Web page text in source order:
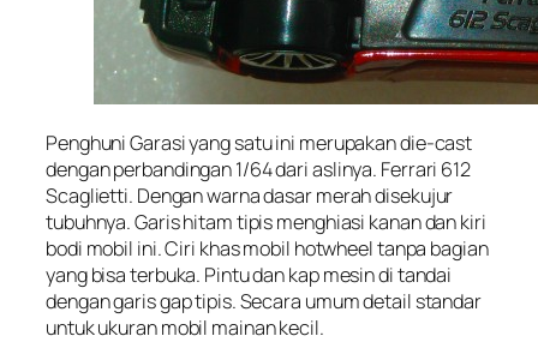
Penghuni Garasi yang satu ini merupakan die-cast
dengan perbandingan 1/64 dari aslinya. Ferrari 612
Scaglietti. Dengan warna dasar merah disekujur
tubuhnya. Garis hitam tipis menghiasi kanan dan kiri
bodi mobil ini. Ciri khas mobil hotwheel tanpa bagian
yang bisa terbuka. Pintu dan kap mesin di tandai
dengan garis gap tipis. Secara umum detail standar
untuk ukuran mobil mainan kecil.